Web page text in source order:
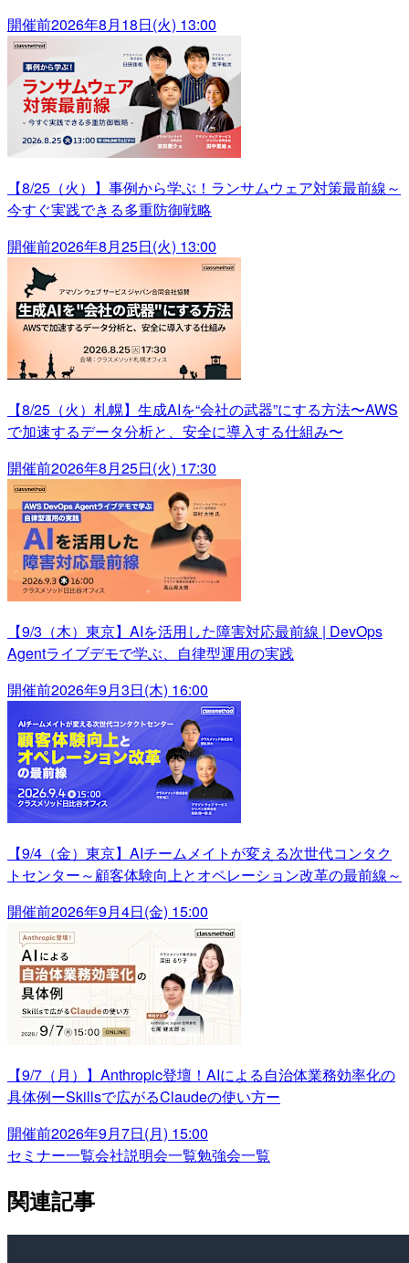
開催前2026年8月18日(火) 13:00
【8/25（火）】事例から学ぶ！ランサムウェア対策最前線～
今すぐ実践できる多重防御戦略
開催前2026年8月25日(火) 13:00
【8/25（火）札幌】生成AIを“会社の武器”にする方法〜AWS
で加速するデータ分析と、安全に導入する仕組み〜
開催前2026年8月25日(火) 17:30
【9/3（木）東京】AIを活用した障害対応最前線 | DevOps
Agentライブデモで学ぶ、自律型運用の実践
開催前2026年9月3日(木) 16:00
【9/4（金）東京】AIチームメイトが変える次世代コンタク
トセンター～顧客体験向上とオペレーション改革の最前線～
開催前2026年9月4日(金) 15:00
【9/7（月）】Anthropic登壇！AIによる自治体業務効率化の
具体例ーSkillsで広がるClaudeの使い方ー
開催前2026年9月7日(月) 15:00
セミナー一覧会社説明会一覧勉強会一覧
関連記事